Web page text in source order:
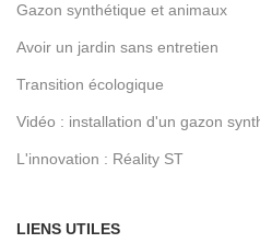
Gazon synthétique et animaux
Avoir un jardin sans entretien
Transition écologique
Vidéo : installation d'un gazon
L'innovation : Réality ST
LIENS UTILES